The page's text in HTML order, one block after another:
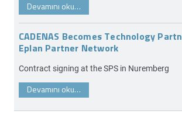
Devamını oku…
CADENAS Becomes Technology
Eplan Partner Network
Contract signing at the SPS in Nuremberg
Devamını oku…